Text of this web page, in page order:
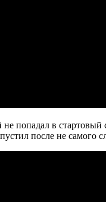
попадал в стартовый
после не самого